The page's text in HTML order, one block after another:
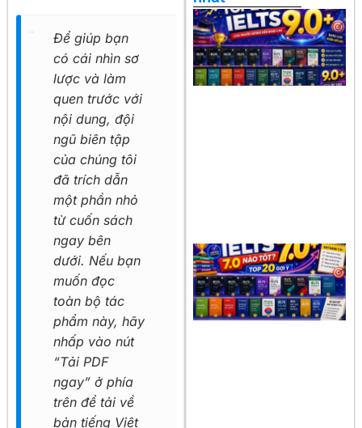
Để giúp bạn
có cái nhìn sơ
lược và làm
quen trước với
nội dung, đội
ngũ biên tập
của chúng tôi
đã trích dẫn
một phần nhỏ
từ cuốn sách
ngay bên
dưới. Nếu bạn
muốn đọc
toàn bộ tác
phẩm này, hãy
nhấp vào nút
“Tải PDF
ngay” ở phía
trên để tải về
bản tiếng Việt